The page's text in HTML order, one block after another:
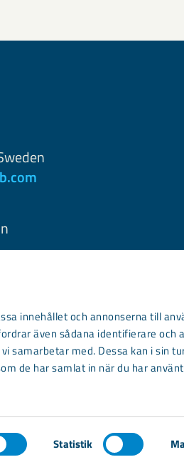
innehållet och annonserna till
även sådana identifierare
samarbetar med. Dessa kan i sin
de har samlat in när du har
Statistik